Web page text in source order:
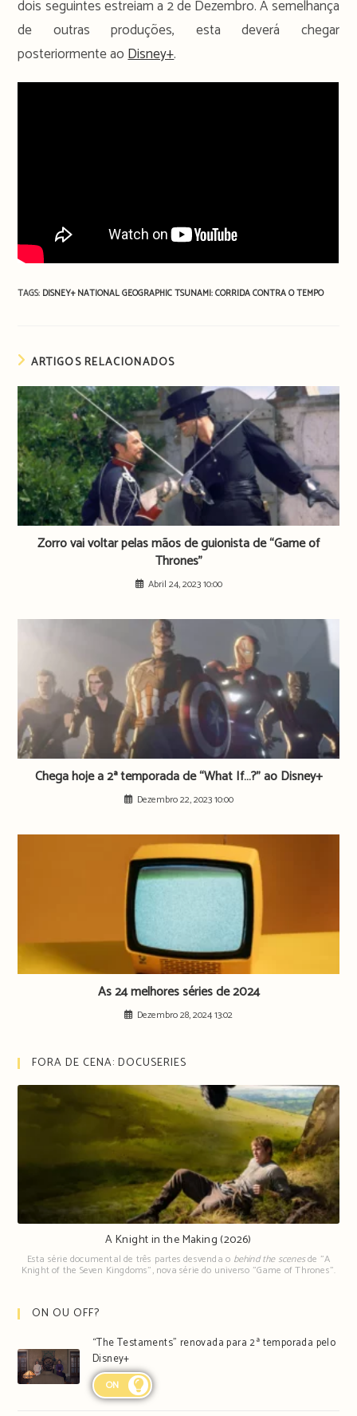
dois seguintes estreiam a 2 de Dezembro. À semelhança
de outras produções, esta deverá chegar
posteriormente aoDisney+.
TAGS: DISNEY+NATIONAL GEOGRAPHICTSUNAMI: CORRIDA CONTRA O TEMPO
ARTIGOS RELACIONADOS
Zorro vai voltar pelas mãos de guionista de “Game of
Thrones”
Abril 24, 2023 10:00
Chega hoje a 2ª temporada de “What If…?” ao Disney+
Dezembro 22, 2023 10:00
As 24 melhores séries de 2024
Dezembro 28, 2024 13:02
FORA DE CENA: DOCUSERIES
A Knight in the Making (2026)
Esta série documental de três partes desvenda o behind the scenesde "A
Knight of the Seven Kingdoms", nova série do universo "Game of Thrones".
ON OU OFF?
“The Testaments” renovada para 2ª temporada pelo
Disney+
ON